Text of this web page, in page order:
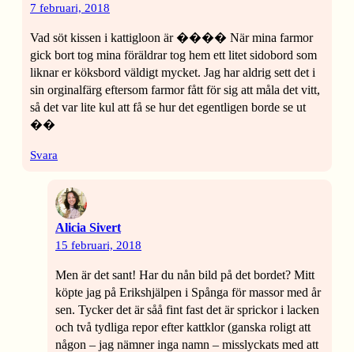
7 februari, 2018
Vad söt kissen i kattigloon är ���� När mina farmor
gick bort tog mina föräldrar tog hem ett litet sidobord som
liknar er köksbord väldigt mycket. Jag har aldrig sett det i
sin orginalfärg eftersom farmor fått för sig att måla det vitt,
så det var lite kul att få se hur det egentligen borde se ut
��
Svara
Alicia Sivert
15 februari, 2018
Men är det sant! Har du nån bild på det bordet? Mitt
köpte jag på Erikshjälpen i Spånga för massor med år
sen. Tycker det är såå fint fast det är sprickor i lacken
och två tydliga repor efter kattklor (ganska roligt att
någon – jag nämner inga namn – misslyckats med att